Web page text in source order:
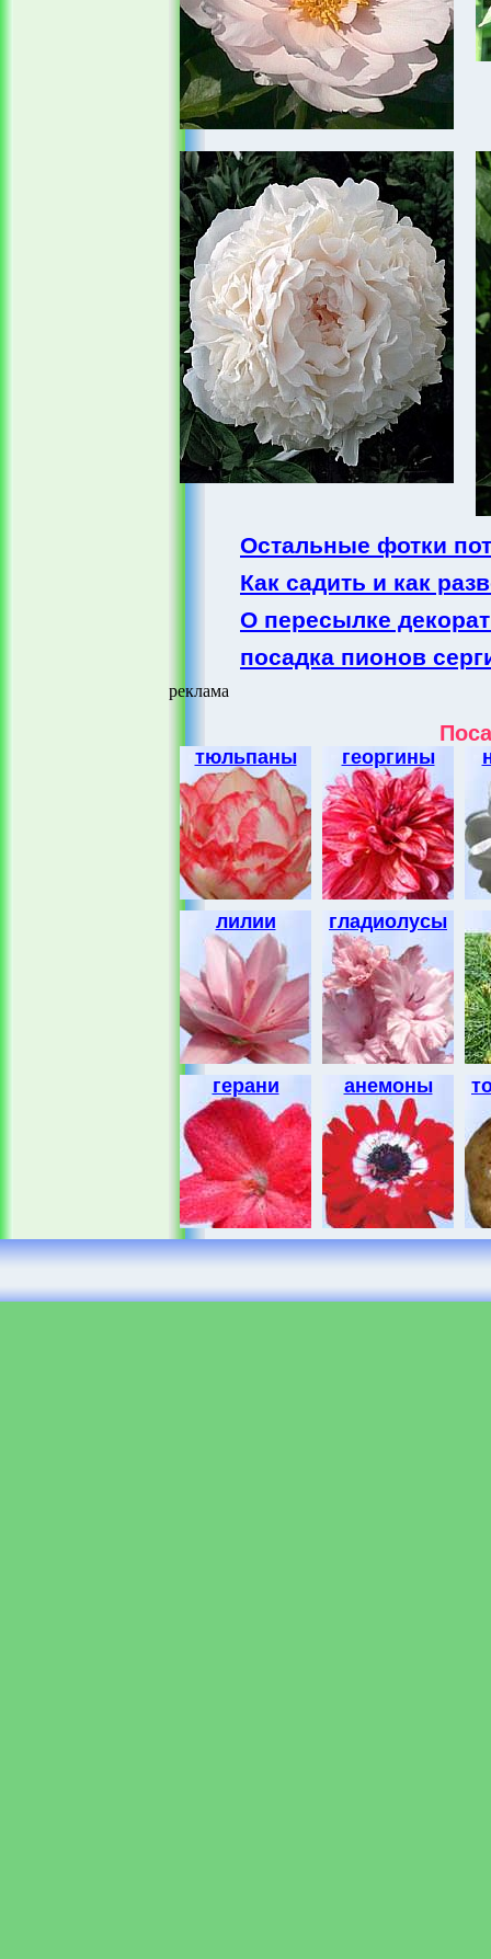
Остальные фотки
Как садить и как
О пересылке
посадка пионов
реклама
тюльпаны георгины
лилии гладиолусы
герани анемоны